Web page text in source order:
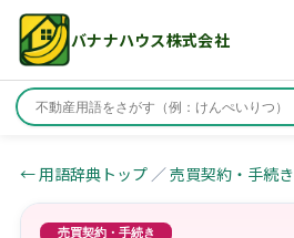
バナナハウス株式会社
← 用語辞典トップ ／売買契約・手続き